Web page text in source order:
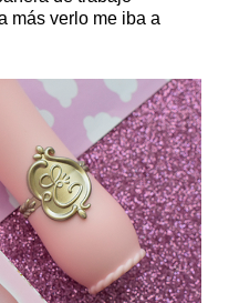
más verlo me iba a